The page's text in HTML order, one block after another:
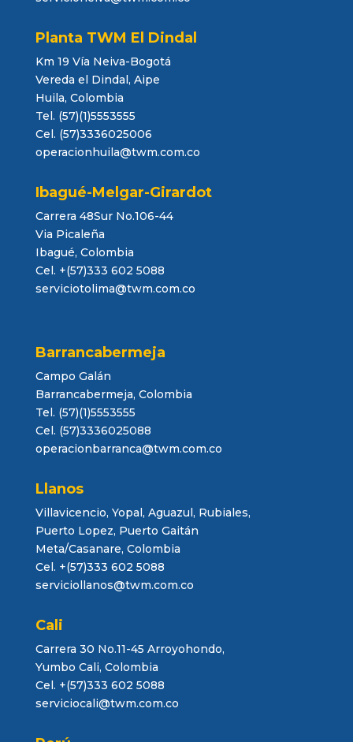
Planta TWM El Dindal
Km 19 Vía Neiva-Bogotá
Vereda el Dindal, Aipe
Huila, Colombia
Tel. (57)(1)5553555
Cel. (57)3336025006
operacionhuila@twm.com.co
Ibagué-Melgar-Girardot
Carrera 48Sur No.106-44
Via Picaleña
Ibagué, Colombia
Cel. +(57)333 602 5088
serviciotolima@twm.com.co
Barrancabermeja
Campo Galán
Barrancabermeja, Colombia
Tel. (57)(1)5553555
Cel. (57)3336025088
operacionbarranca@twm.com.co
Llanos
Villavicencio, Yopal, Aguazul, Rubiales,
Puerto Lopez, Puerto Gaitán
Meta/Casanare, Colombia
Cel. +(57)333 602 5088
serviciollanos@twm.com.co
Cali
Carrera 30 No.11-45 Arroyohondo,
Yumbo Cali, Colombia
Cel. +(57)333 602 5088
serviciocali@twm.com.co